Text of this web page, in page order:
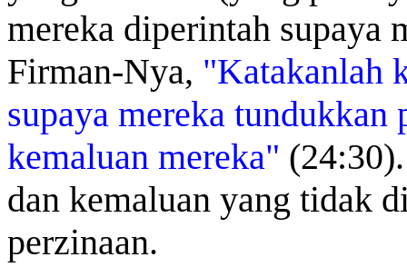
mereka diperintah supaya
Firman-Nya, "Katakanlah
supaya mereka tundukkan
kemaluan mereka"
dan kemaluan yang tidak
perzinaan.